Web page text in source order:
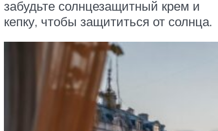
забудьте солнцезащитный крем и
кепку, чтобы защититься от солнца.